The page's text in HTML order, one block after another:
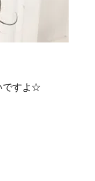
ですよ☆